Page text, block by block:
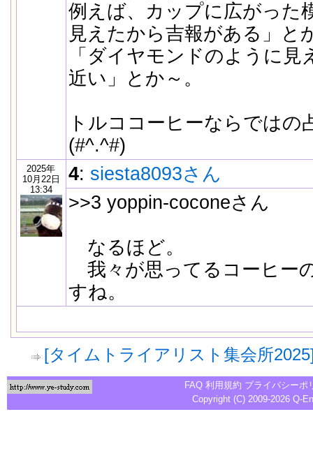
例えば、カップに広がった
見えたから吉報がある」と
「ダイヤモンドのように
近い」とか～。
トルココーヒーならではの
(#^.^#)
2025年
10月22日
13:34
4: siesta8093さん
>>3 yoppin-coconeさん
なるほど。
我々が思ってるコーヒー
すね。
[タイムトライアリスト集会所
FAQ 利用規約 プライバシーポ
Copyright (C) 2009-2026 Q-